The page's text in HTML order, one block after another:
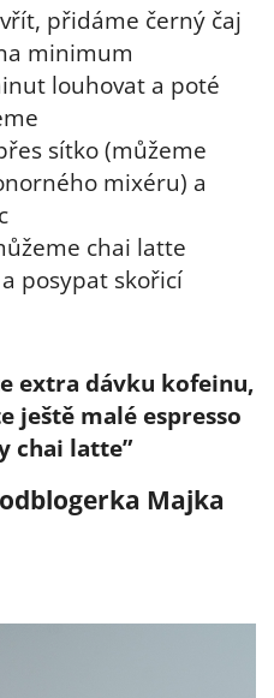
přidáme černý čaj
minimum
louhovat a poté
sítko (můžeme
mixéru) a
chai latte
posypat skořicí
extra dávku kofeinu,
ještě malé espresso
chai latte”
Majka